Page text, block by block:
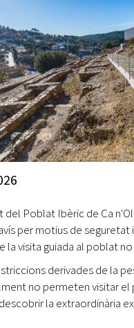
del Poblat Ibèric de Ca
per motius de seguretat
la visita guiada al poblat
derivades de la
no permeten visitar el
la extraordinària